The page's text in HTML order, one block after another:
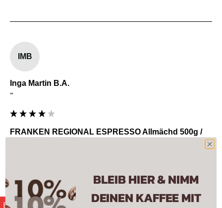
CASH-BACK GUTHABEN
IMB
Inga Martin B.A.
""
FRANKEN REGIONAL ESPRESSO Allmächd 500g /
Fanden Sie diese Bewertung hilfreich?
vor einem Jahr
BLEIB HIER & NIMM
DEINEN KAFFEE MIT